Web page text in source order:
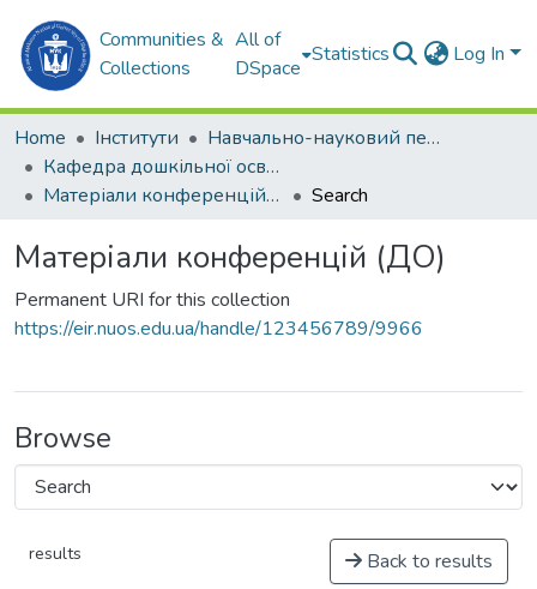
Communities &
Collections
All of
DSpace
Statistics Log In
Home Інститути
Навчально-науковий педагогічний інститут ім. В. О. Сухомлинського (ННПІ ім. В.О. Сухомлинського)
Кафедра дошкільної освіти (ДО)
Матеріали конференцій (ДО)
Search
Матеріали конференцій (ДО)
Permanent URI for this collection
https://eir.nuos.edu.ua/handle/123456789/9966
Browse
results Back to results